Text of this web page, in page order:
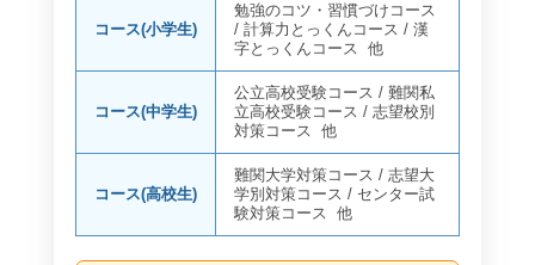
コース(小学生)
勉強のコツ・習慣づけコース
/計算力とっくんコース /漢
字とっくんコース 他
コース(中学生)
公立高校受験コース /難関私
立高校受験コース /志望校別
対策コース 他
コース(高校生)
難関大学対策コース /志望大
学別対策コース /センター試
験対策コース 他